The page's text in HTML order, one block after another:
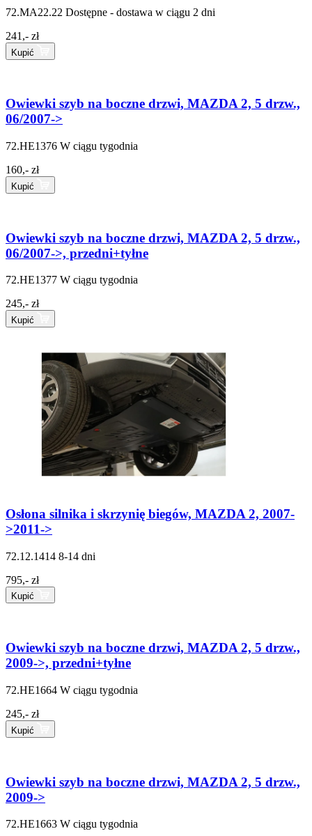
72.MA22.22 Dostępne - dostawa w ciągu 2 dni
241,- zł
Kupić
Owiewki szyb na boczne drzwi, MAZDA 2, 5 drzw.,
06/2007->
72.HE1376 W ciągu tygodnia
160,- zł
Kupić
Owiewki szyb na boczne drzwi, MAZDA 2, 5 drzw.,
06/2007->, przedni+tyłne
72.HE1377 W ciągu tygodnia
245,- zł
Kupić
Osłona silnika i skrzynię biegów, MAZDA 2, 2007-
>2011->
72.12.1414 8-14 dni
795,- zł
Kupić
Owiewki szyb na boczne drzwi, MAZDA 2, 5 drzw.,
2009->, przedni+tyłne
72.HE1664 W ciągu tygodnia
245,- zł
Kupić
Owiewki szyb na boczne drzwi, MAZDA 2, 5 drzw.,
2009->
72.HE1663 W ciągu tygodnia